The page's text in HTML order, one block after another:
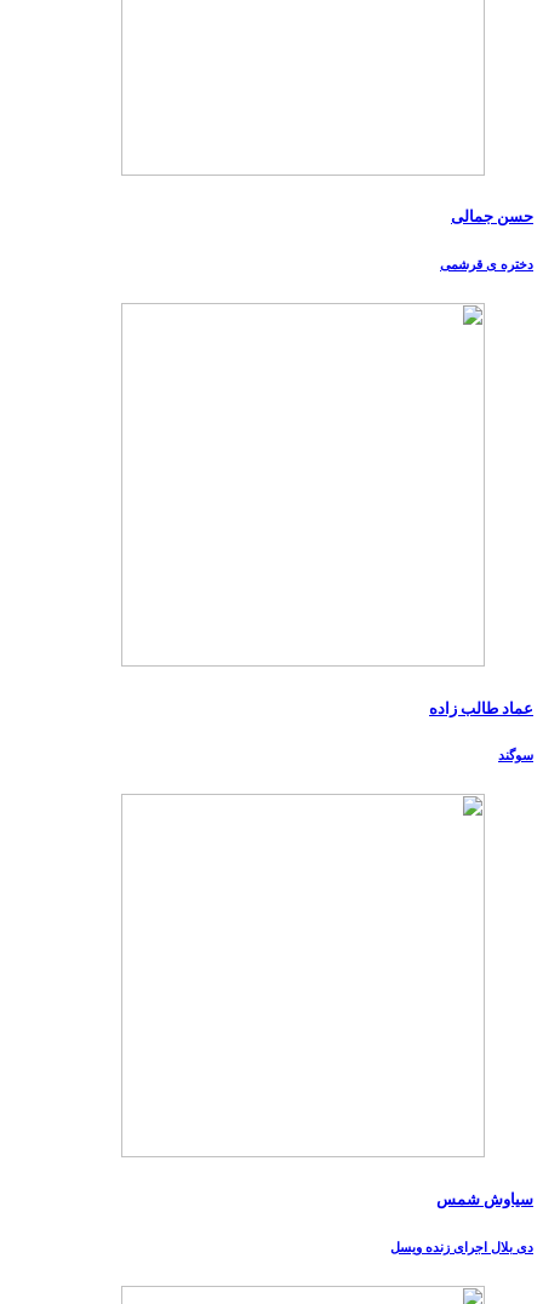
حسن جمالی
دختره ی قرشمی
عماد طالب زاده
سوگند
سیاوش شمس
دی بلال اجرای زنده ویسل